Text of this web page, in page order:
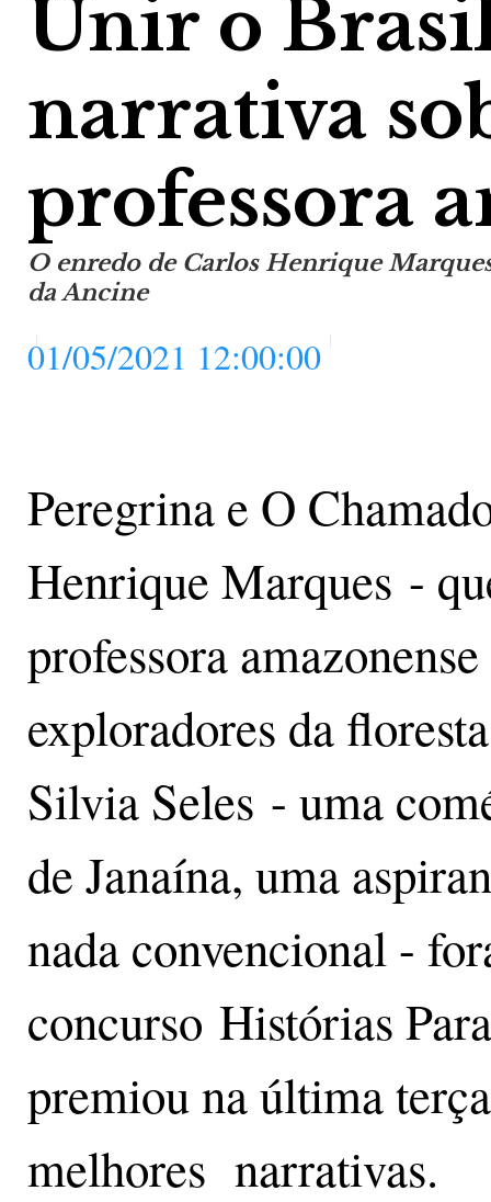
Unir o
narrativa
professora
O enredo de Carlos Henrique
da Ancine
01/05/2021 12:00:00
Peregrina e O
Henrique Marques -
professora
exploradores da
Silvia Seles - uma
de Janaína, uma
nada convencional -
concurso Histórias
premiou na última
melhores narrativas.